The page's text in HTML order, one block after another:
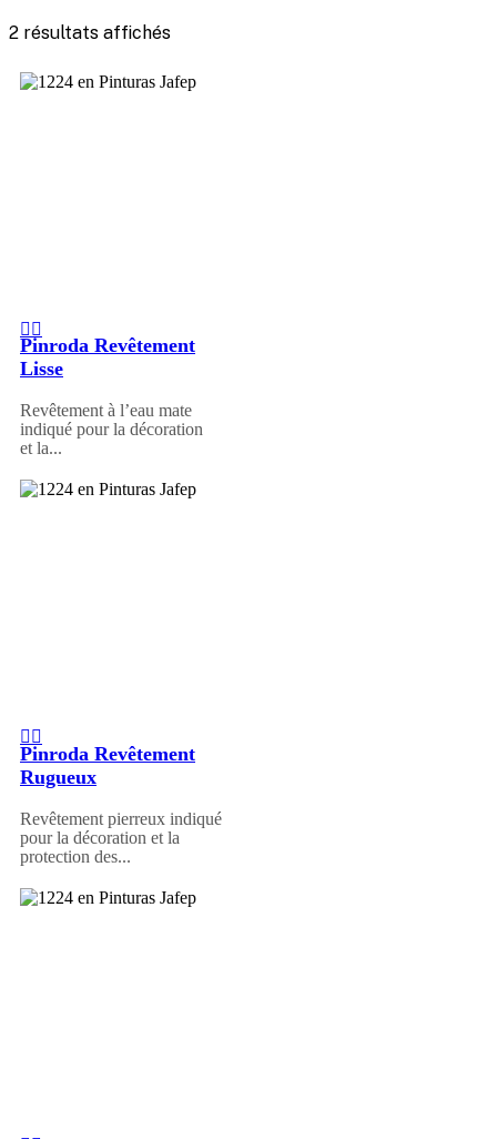
2 résultats affichés
Pinroda Revêtement
Lisse
Revêtement à l’eau mate
indiqué pour la décoration
et la...
Pinroda Revêtement
Rugueux
Revêtement pierreux indiqué
pour la décoration et la
protection des...